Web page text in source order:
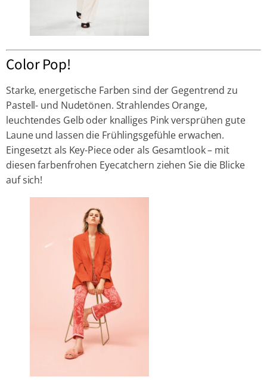
Color Pop!
Starke, energetische Farben sind der Gegentrend zu
Pastell- und Nudetönen. Strahlendes Orange,
leuchtendes Gelb oder knalliges Pink versprühen gute
Laune und lassen die Frühlingsgefühle erwachen.
Eingesetzt als Key-Piece oder als Gesamtlook – mit
diesen farbenfrohen Eyecatchern ziehen Sie die Blicke
auf sich!